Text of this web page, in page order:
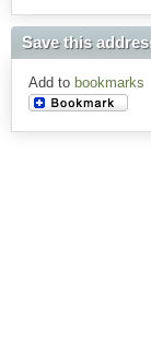
Save this
Add to bookmarks